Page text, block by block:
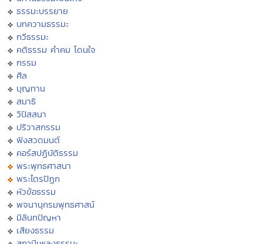
ธรรมะบรรยาย
บทความธรรมะ
กวีธรรมะ
คติธรรม คำคม โดนใจ
กรรม
ศีล
บุญทาน
สมาธิ
วิปัสสนา
ปริวาสกรรม
ฟังสวดมนต์
คอร์สปฏิบัติธรรม
พระพุทธศาสนา
พระไตรปิฏก
หัวข้อธรรม
พจนานุกรมพุทธศาสน์
มิลินทปัญหา
เสียงธรรม